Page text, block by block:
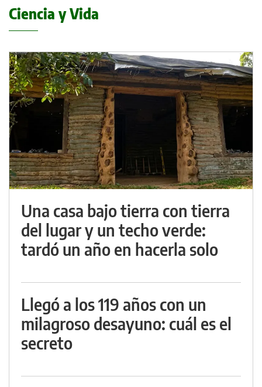
Ciencia y Vida
Una casa bajo tierra con tierra
del lugar y un techo verde:
tardó un año en hacerla solo
Llegó a los 119 años con un
milagroso desayuno: cuál es el
secreto